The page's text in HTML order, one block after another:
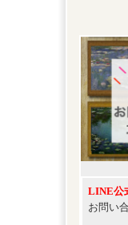
LINE公
お問い